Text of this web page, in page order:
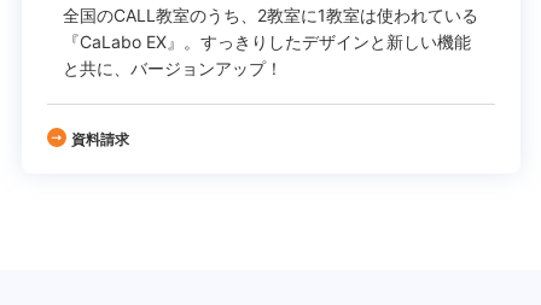
全国のCALL教室のうち、2教室に1教室は使われている
『CaLabo EX』。 すっきりしたデザインと新しい機能
と共に、バージョンアップ！
資料請求